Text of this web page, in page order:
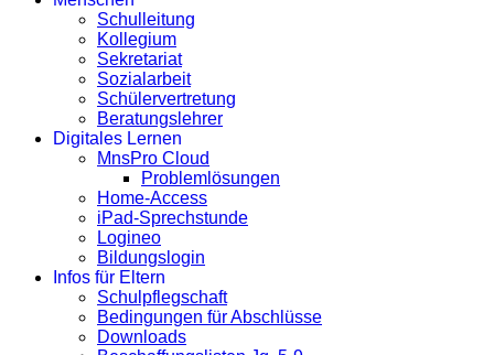
Schulleitung
Kollegium
Sekretariat
Sozialarbeit
Schülervertretung
Beratungslehrer
Digitales Lernen
MnsPro Cloud
Problemlösungen
Home-Access
iPad-Sprechstunde
Logineo
Bildungslogin
Infos für Eltern
Schulpflegschaft
Bedingungen für Abschlüsse
Downloads